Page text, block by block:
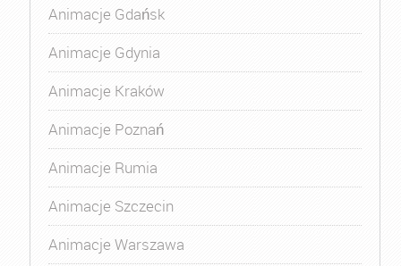
Animacje Gdańsk
Animacje Gdynia
Animacje Kraków
Animacje Poznań
Animacje Rumia
Animacje Szczecin
Animacje Warszawa